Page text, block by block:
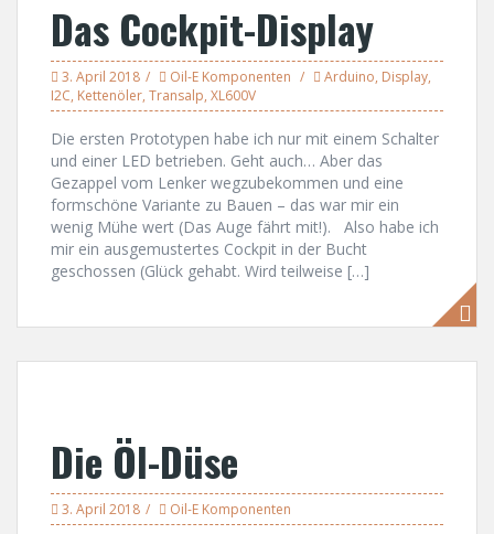
Das Cockpit-Display
3. April 2018 Oil-E Komponenten Arduino, Display,
I2C, Kettenöler, Transalp, XL600V
Die ersten Prototypen habe ich nur mit einem Schalter
und einer LED betrieben. Geht auch… Aber das
Gezappel vom Lenker wegzubekommen und eine
formschöne Variante zu Bauen – das war mir ein
wenig Mühe wert (Das Auge fährt mit!). Also habe ich
mir ein ausgemustertes Cockpit in der Bucht
geschossen (Glück gehabt. Wird teilweise […]
Die Öl-Düse
3. April 2018 Oil-E Komponenten